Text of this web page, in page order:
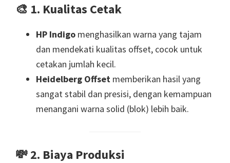
🎨 1. Kualitas Cetak
HP Indigo menghasilkan warna yang tajam
dan mendekati kualitas offset, cocok untuk
cetakan jumlah kecil.
Heidelberg Offset memberikan hasil yang
sangat stabil dan presisi, dengan kemampuan
menangani warna solid (blok) lebih baik.
💸2. Biaya Produksi